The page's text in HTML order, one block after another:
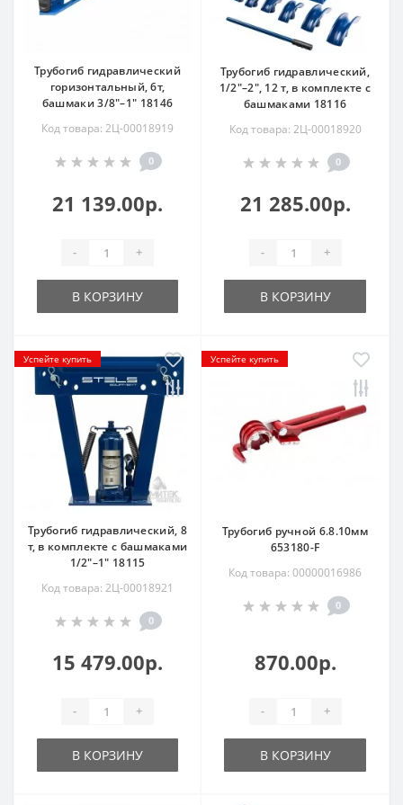
Трубогиб гидравлический
горизонтальный, 6т,
башмаки 3/8"–1" 18146
Код товара: 2Ц-00018919
0
21 139.00р.
- +
В КОРЗИНУ
Трубогиб гидравлический,
1/2"–2", 12 т, в комплекте с
башмаками 18116
Код товара: 2Ц-00018920
0
21 285.00р.
- +
В КОРЗИНУ
Успейте купить
Трубогиб гидравлический, 8
т, в комплекте с башмаками
1/2"–1" 18115
Код товара: 2Ц-00018921
0
15 479.00р.
- +
В КОРЗИНУ
Успейте купить
Трубогиб ручной 6.8.10мм
653180-F
Код товара: 00000016986
0
870.00р.
- +
В КОРЗИНУ